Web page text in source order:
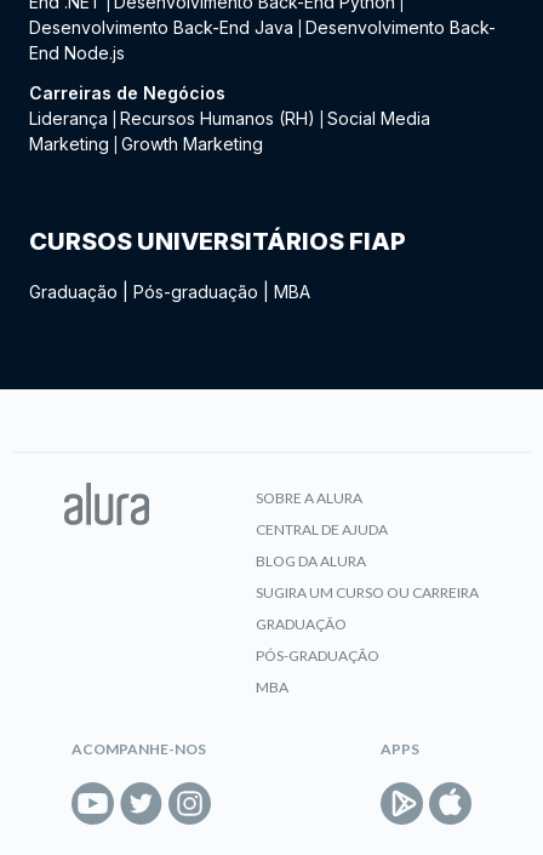
Desenvolvimento Back-End Java
Desenvolvimento Back-
End Node.js
Carreiras de Negócios
Liderança
Recursos Humanos (RH)
Social Media
Marketing
Growth Marketing
CURSOS UNIVERSITÁRIOS FIAP
Graduação Pós-graduação MBA
SOBRE A ALURA
CENTRAL DE AJUDA
BLOG DA ALURA
SUGIRA UM CURSO OU CARREIRA
GRADUAÇÃO
PÓS-GRADUAÇÃO
MBA
ACOMPANHE-NOS APPS